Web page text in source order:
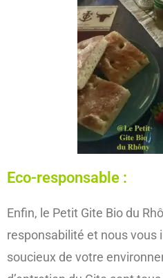
Eco-responsable :
Enfin, le Petit Gite Bio du
responsabilité et nous vous
soucieux de votre